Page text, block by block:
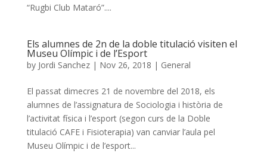
“Rugbi Club Mataró”....
Els alumnes de 2n de la doble titulació visiten el
Museu Olímpic i de l’Esport
by Jordi Sanchez| Nov 26, 2018 | General
El passat dimecres 21 de novembre del 2018, els
alumnes de l’assignatura de Sociologia i història de
l’activitat física i l’esport (segon curs de la Doble
titulació CAFE i Fisioterapia) van canviar l’aula pel
Museu Olímpic i de l’esport...